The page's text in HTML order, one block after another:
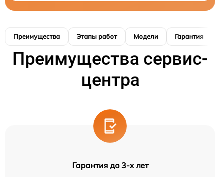
Преимущества Этапы работ Модели Гарантия
Преимущества сервис-
центра
Гарантия до 3-х лет